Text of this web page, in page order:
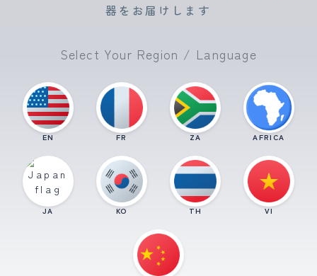
器をお届けします
Select Your Region / Language
EN FR ZA AFRICA
JA KO TH VI